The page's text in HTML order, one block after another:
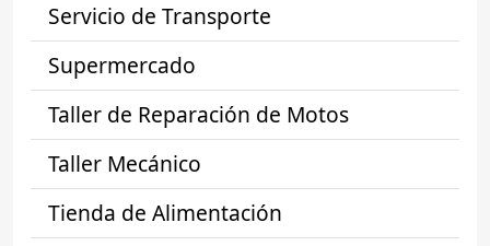
Servicio de Transporte
Supermercado
Taller de Reparación de Motos
Taller Mecánico
Tienda de Alimentación